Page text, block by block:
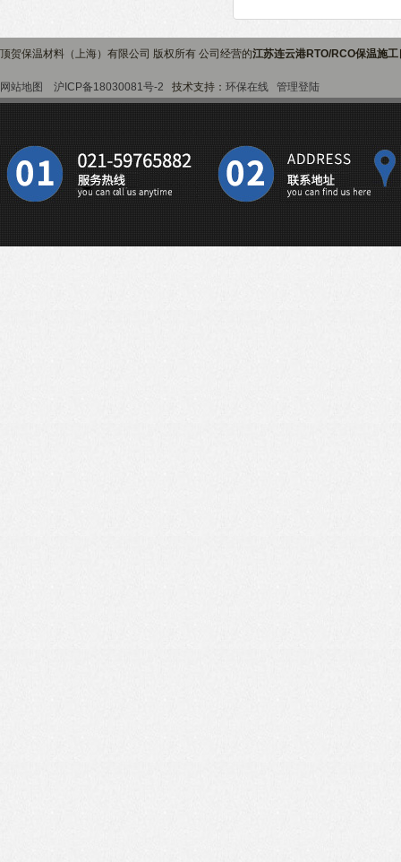
顶贺保温材料（上海）有限公司 版权所有 公司经营的江苏连云港RTO/RCO保温施
网站地图 沪ICP备18030081号-2 技术支持： 环保在线 管理登陆